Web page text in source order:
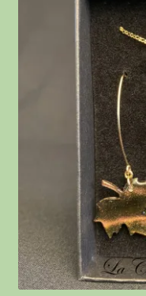
Retours clientes
Informations pratiques
Points de vente